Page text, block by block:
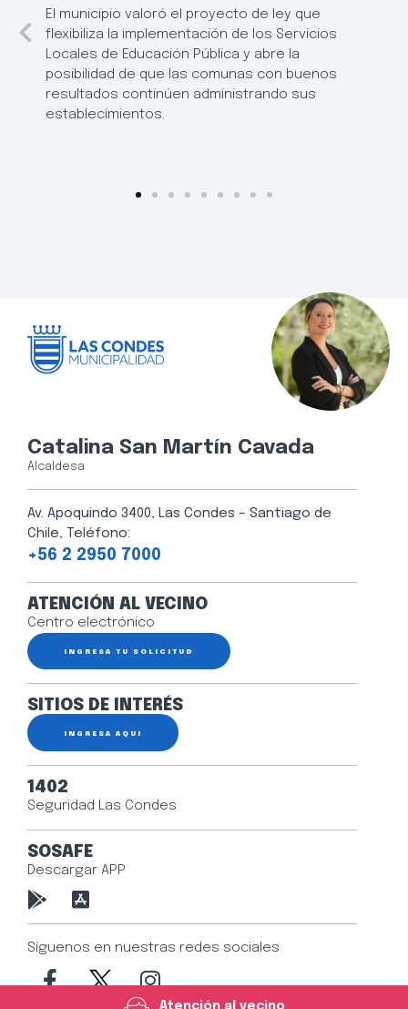
Atención al vecino
El municipio valoró el proyecto de ley que
flexibiliza la implementación de los Servicios
Locales de Educación Pública y abre la
posibilidad de que las comunas con buenos
resultados continúen administrando sus
establecimientos.
Catalina San Martín Cavada
Alcaldesa
Av. Apoquindo 3400, Las Condes – Santiago de
Chile, Teléfono:
+56 2 2950 7000
ATENCIÓN AL VECINO
Centro electrónico
INGRESA TU SOLICITUD
SITIOS DE INTERÉS
INGRESA AQUÍ
1402
Seguridad Las Condes
SOSAFE
Descargar APP
Síguenos en nuestras redes sociales